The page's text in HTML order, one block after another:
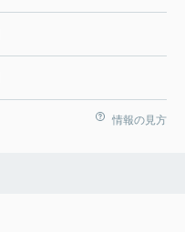
情報の見方